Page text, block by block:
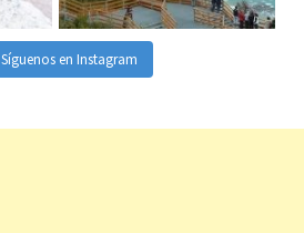
Síguenos en Instagram